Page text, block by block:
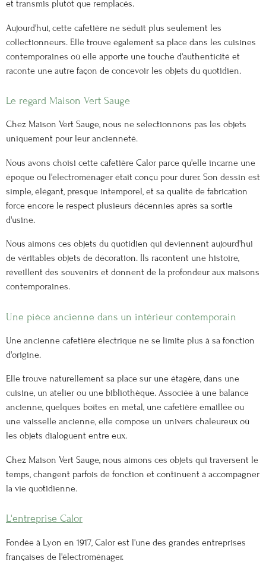
et transmis plutôt que remplacés.
Aujourd'hui, cette cafetière ne séduit plus seulement les
collectionneurs. Elle trouve également sa place dans les cuisines
contemporaines où elle apporte une touche d'authenticité et
raconte une autre façon de concevoir les objets du quotidien.
Le regard Maison Vert Sauge
Chez Maison Vert Sauge, nous ne sélectionnons pas les objets
uniquement pour leur ancienneté.
Nous avons choisi cette cafetière Calor parce qu'elle incarne une
époque où l'électroménager était conçu pour durer. Son dessin est
simple, élégant, presque intemporel, et sa qualité de fabrication
force encore le respect plusieurs décennies après sa sortie
d'usine.
Nous aimons ces objets du quotidien qui deviennent aujourd'hui
de véritables objets de décoration. Ils racontent une histoire,
réveillent des souvenirs et donnent de la profondeur aux maisons
contemporaines.
Une pièce ancienne dans un intérieur contemporain
Une ancienne cafetière électrique ne se limite plus à sa fonction
d'origine.
Elle trouve naturellement sa place sur une étagère, dans une
cuisine, un atelier ou une bibliothèque. Associée à une balance
ancienne, quelques boîtes en métal, une cafetière émaillée ou
une vaisselle ancienne, elle compose un univers chaleureux où
les objets dialoguent entre eux.
Chez Maison Vert Sauge, nous aimons ces objets qui traversent le
temps, changent parfois de fonction et continuent à accompagner
la vie quotidienne.
L'entreprise Calor
Fondée à Lyon en 1917, Calor est l'une des grandes entreprises
françaises de l'électroménager.